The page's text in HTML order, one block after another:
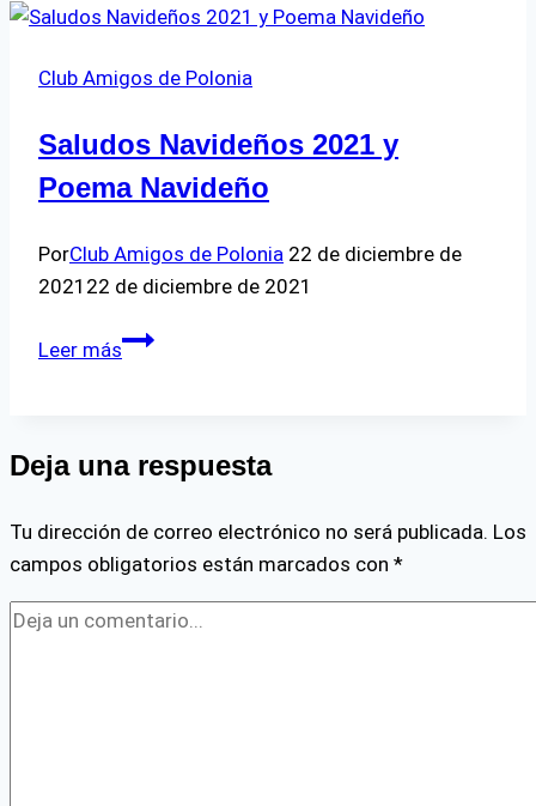
clave!
Club Amigos de Polonia
Saludos Navideños 2021 y
Poema Navideño
PorClub Amigos de Polonia 22 de diciembre de
2021 22 de diciembre de 2021
Leer másSaludos
Poema
Deja una respuesta
Tu dirección de correo electrónico no será publicada. Los
campos obligatorios están marcados con *